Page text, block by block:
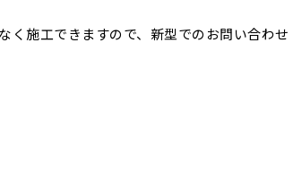
く施工できますので、新型でのお問い合わせ